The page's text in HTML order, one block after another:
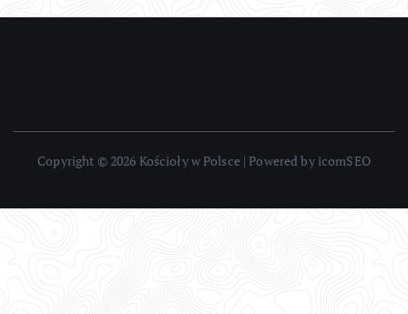
Copyright © 2026 Kościoły w Polsce | Powered by icomSEO